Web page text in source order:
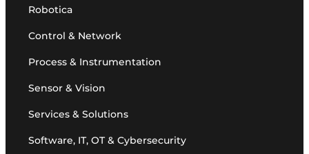
Robotica
Control & Network
Process & Instrumentation
Sensor & Vision
Services & Solutions
Software, IT, OT & Cybersecurity